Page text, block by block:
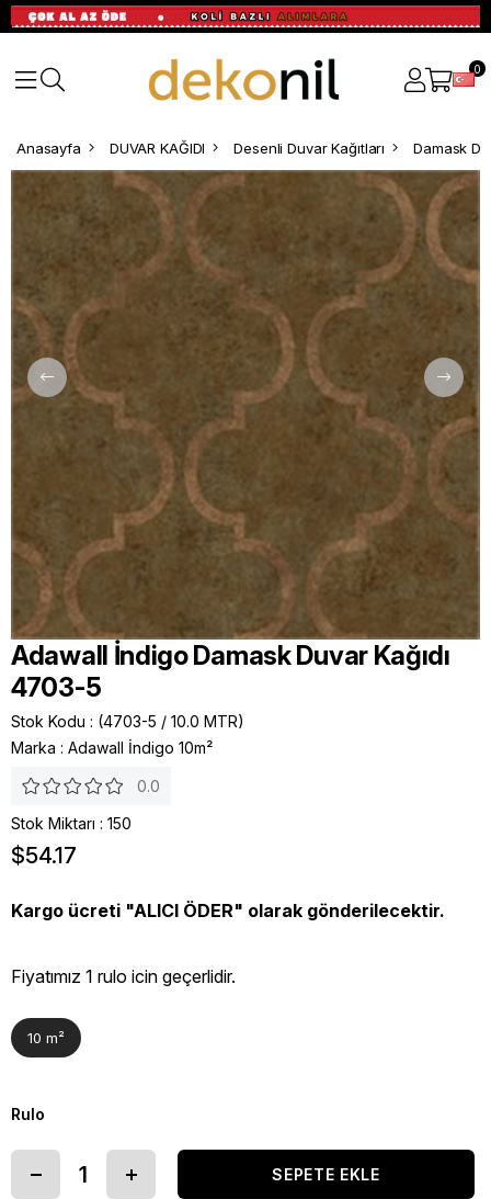
0
Anasayfa DUVAR KAĞIDI Desenli Duvar Kağıtları Damask
Adawall İndigo Damask Duvar Kağıdı
4703-5
Stok Kodu
(4703-5 / 10.0 MTR)
Marka : Adawall İndigo 10m²
0.0
Stok Miktarı : 150
$54.17
Kargo ücreti "ALICI ÖDER" olarak gönderilecektir.
Fiyatımız 1 rulo icin geçerlidir.
10 m²
Rulo